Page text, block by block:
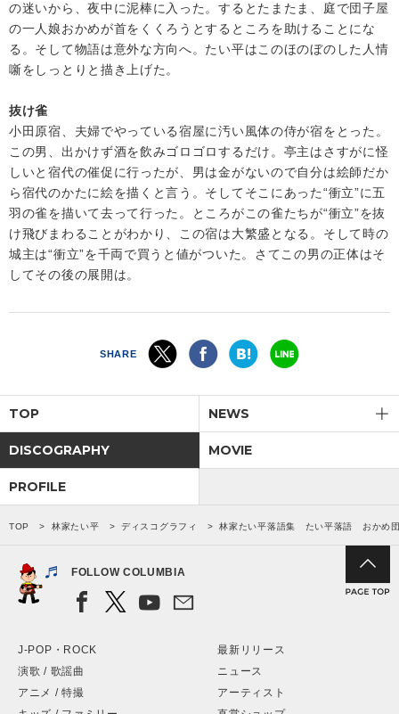
の迷いから、夜中に泥棒に入った。するとたまたま、庭で団子屋
の一人娘おかめが首をくくろうとするところを助けることにな
る。そして物語は意外な方向へ。たい平はこのほのぼのした人情
噺をしっとりと描き上げた。
抜け雀
小田原宿、夫婦でやっている宿屋に汚い風体の侍が宿をとった。
この男、出かけず酒を飲みゴロゴロするだけ。亭主はさすがに怪
しいと宿代の催促に行ったが、男は金がないので自分は絵師だか
ら宿代のかたに絵を描くと言う。そしてそこにあった“衝立”に五
羽の雀を描いて去って行った。ところがこの雀たちが“衝立”を抜
け飛びまわることがわかり、この宿は大繁盛となる。そして時の
城主は“衝立”を千両で買うと値がついた。さてこの男の正体はそ
してその後の展開は。
SHARE
TOP NEWS
DISCOGRAPHY MOVIE
PROFILE
TOP 林家たい平 ディスコグラフィ 林家たい平落語集 たい平落語 おかめ
FOLLOW COLUMBIA
J-POP・ROCK
演歌 / 歌謡曲
アニメ / 特撮
最新リリース
ニュース
アーティスト